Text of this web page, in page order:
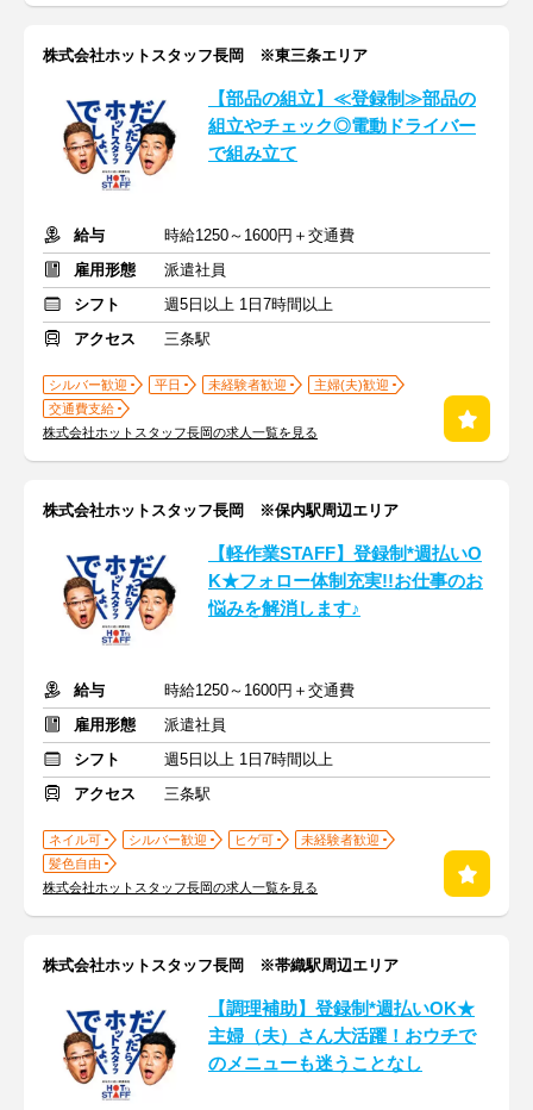
株式会社ホットスタッフ長岡 ※東三条エリア
【部品の組立】≪登録制≫部品の
組立やチェック◎電動ドライバー
で組み立て
給与
時給1250～1600円＋交通費
雇用形態
派遣社員
シフト
週5日以上 1日7時間以上
アクセス
三条駅
シルバー歓迎 平日 未経験者歓迎
主婦(夫)歓迎
交通費支給
株式会社ホットスタッフ長岡の求人一覧を見る
株式会社ホットスタッフ長岡 ※保内駅周辺エリア
【軽作業STAFF】登録制*週払いO
K★フォロー体制充実!!お仕事のお
悩みを解消します♪
給与
時給1250～1600円＋交通費
雇用形態
派遣社員
シフト
週5日以上 1日7時間以上
アクセス
三条駅
ネイル可 シルバー歓迎 ヒゲ可
未経験者歓迎
髪色自由
株式会社ホットスタッフ長岡の求人一覧を見る
株式会社ホットスタッフ長岡 ※帯織駅周辺エリア
【調理補助】登録制*週払いOK★
主婦（夫）さん大活躍！おウチで
のメニューも迷うことなし